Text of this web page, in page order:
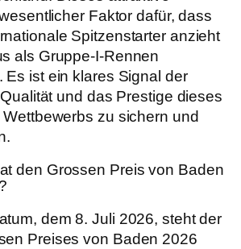
Faktor dafür, dass
Spitzenstarter anzieht
als Gruppe-I-Rennen
Es ist ein klares Signal der
und das Prestige dieses
zu sichern und
den Grossen Preis von Baden
dem 8. Juli 2026, steht der
Preises von Baden 2026